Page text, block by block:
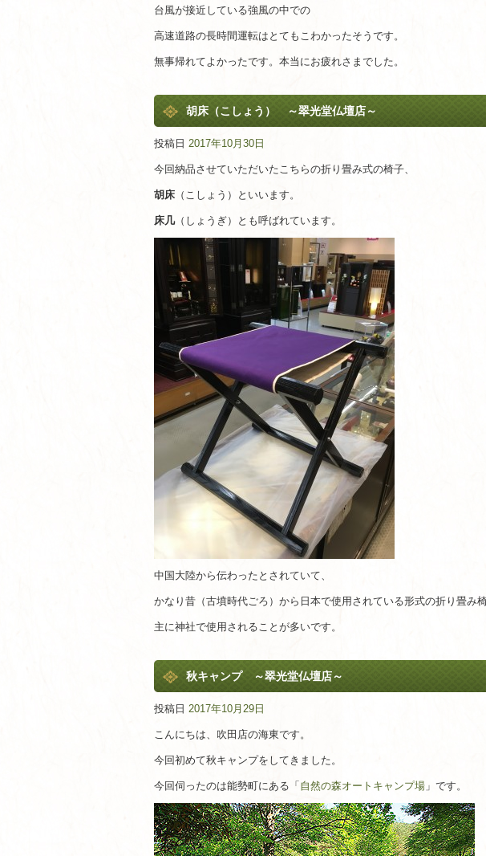
台風が接近している強風の中での
高速道路の長時間運転はとてもこわかったそうです。
無事帰れてよかったです。本当にお疲れさまでした。
胡床（こしょう） ～翠光堂仏壇店～
投稿日 2017年10月30日
今回納品させていただいたこちらの折り畳み式の椅子、
胡床 （こしょう）といいます。
床几（しょうぎ）とも呼ばれています。
中国大陸から伝わったとされていて、
かなり昔（古墳時代ごろ）から日本で使用されている形式の折り畳み椅
主に神社で使用されることが多いです。
秋キャンプ ～翠光堂仏壇店～
投稿日 2017年10月29日
こんにちは、吹田店の海東です。
今回初めて秋キャンプをしてきました。
今回伺ったのは能勢町にある「 自然の森オートキャンプ場 」です。